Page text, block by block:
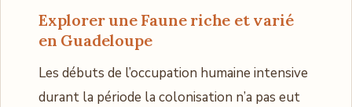
Explorer une Faune riche et varié
en Guadeloupe
Les débuts de l’occupation humaine intensive
durant la période la colonisation n’a pas eut